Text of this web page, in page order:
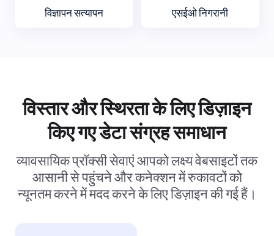
विज्ञापन सत्यापन एसईओ निगरानी
विस्तार और स्थिरता के लिए डिज़ाइन
किए गए डेटा संग्रह समाधान
व्यावसायिक प्रॉक्सी सेवाएं आपको लक्ष्य वेबसाइटों तक
आसानी से पहुंचने और कनेक्शन में रुकावटों को
न्यूनतम करने में मदद करने के लिए डिज़ाइन की गई हैं।